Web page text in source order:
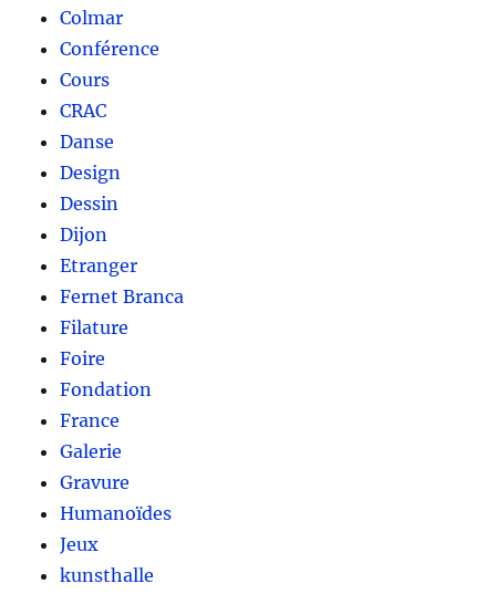
Colmar
Conférence
Cours
CRAC
Danse
Design
Dessin
Dijon
Etranger
Fernet Branca
Filature
Foire
Fondation
France
Galerie
Gravure
Humanoïdes
Jeux
kunsthalle